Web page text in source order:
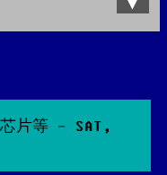
片等 - SAT,